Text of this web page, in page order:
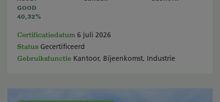
GOOD
40,32%
Certificatiedatum 6 juli 2026
Status Gecertificeerd
Gebruiksfunctie Kantoor, Bijeenkomst, Industrie